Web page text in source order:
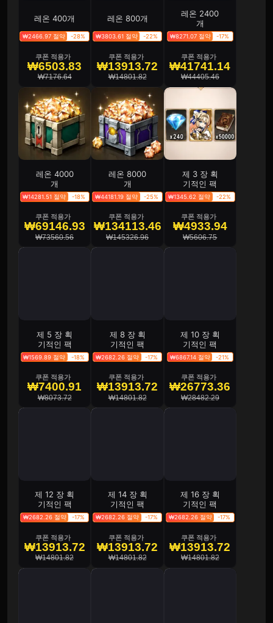
레온 400개
₩2466.97 절약 -28%
쿠폰 적용가
₩6503.83
₩7176.64
레온 800개
₩3803.61 절약 -22%
쿠폰 적용가
₩13913.72
₩14801.82
레온 2400
개
₩8271.07 절약 -17%
쿠폰 적용가
₩41741.14
₩44405.46
레온 4000
개
₩14281.51 절약 -18%
쿠폰 적용가
₩69146.93
₩73560.56
레온 8000
개
₩44181.19 절약 -25%
쿠폰 적용가
₩134113.46
₩145326.96
제 3 장 획
기적인 팩
₩1345.62 절약 -22%
쿠폰 적용가
₩4933.94
₩5606.75
제 5 장 획
기적인 팩
₩1569.89 절약 -18%
쿠폰 적용가
₩7400.91
₩8073.72
제 8 장 획
기적인 팩
₩2682.26 절약 -17%
쿠폰 적용가
₩13913.72
₩14801.82
제 10 장 획
기적인 팩
₩6867.14 절약 -21%
쿠폰 적용가
₩26773.36
₩28482.29
제 12 장 획
기적인 팩
₩2682.26 절약 -17%
쿠폰 적용가
₩13913.72
₩14801.82
제 14 장 획
기적인 팩
₩2682.26 절약 -17%
쿠폰 적용가
₩13913.72
₩14801.82
제 16 장 획
기적인 팩
₩2682.26 절약 -17%
쿠폰 적용가
₩13913.72
₩14801.82